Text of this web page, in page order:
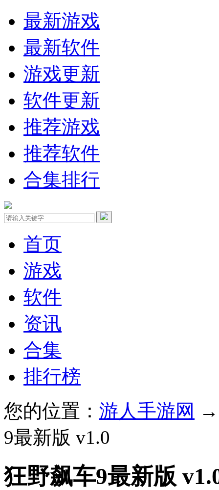
最新游戏
最新软件
游戏更新
软件更新
推荐游戏
推荐软件
合集排行
首页
游戏
软件
资讯
合集
排行榜
您的位置： 游人手游网
9最新版 v1.0
狂野飙车9最新版